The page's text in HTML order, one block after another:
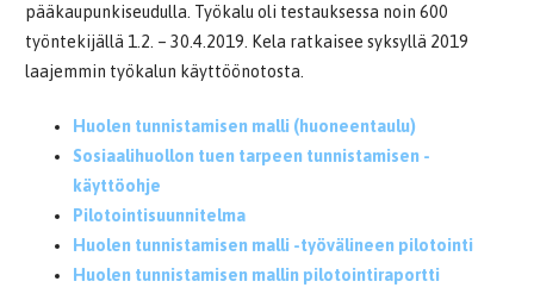
pääkaupunkiseudulla. Työkalu oli testauksessa noin 600
työntekijällä 1.2. – 30.4.2019. Kela ratkaisee syksyllä 2019
laajemmin työkalun käyttöönotosta.
Huolen tunnistamisen malli (huoneentaulu)
Sosiaalihuollon tuen tarpeen tunnistamisen -
käyttöohje
Pilotointisuunnitelma
Huolen tunnistamisen malli -työvälineen pilotointi
Huolen tunnistamisen mallin pilotointiraportti